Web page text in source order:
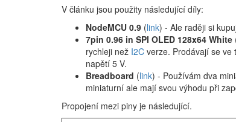
V článku jsou použity následující díly:
NodeMCU 0.9 (link) - Ale raději si
7pin 0.96 in SPI OLED 128x64 White
rychleji než I2C verze. Prodávají se ve
napětí 5 V.
Breadboard (link) - Používám dva
miniaturní ale mají svou výhodu při
Propojení mezi piny je následující.